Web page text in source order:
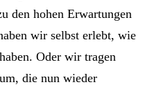
den hohen Erwartungen
wir selbst erlebt, wie
Oder wir tragen
die nun wieder